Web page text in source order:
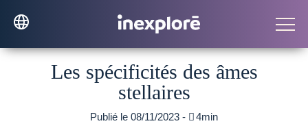
Les spécificités des âmes
stellaires
Publié le 08/11/2023 - 4min